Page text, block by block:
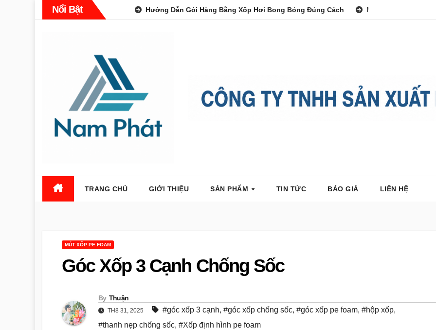
Nổi Bật Hướng Dẫn Gói Hàng Bằng Xốp Hơi Bong Bóng Đúng Cách Màng PE Công
TRANG CHỦ GIỚI THIỆU SẢN PHẨM TIN TỨC BÁO GIÁ LIÊN HỆ
MÚT XỐP PE FOAM
Góc Xốp 3 Cạnh Chống Sốc
By Thuận
TH8 31, 2025 #góc xốp 3 cạnh, #góc xốp chống sốc, #góc xốp pe foam, #hộp xốp,
#thanh nẹp chống sốc, #Xốp định hình pe foam